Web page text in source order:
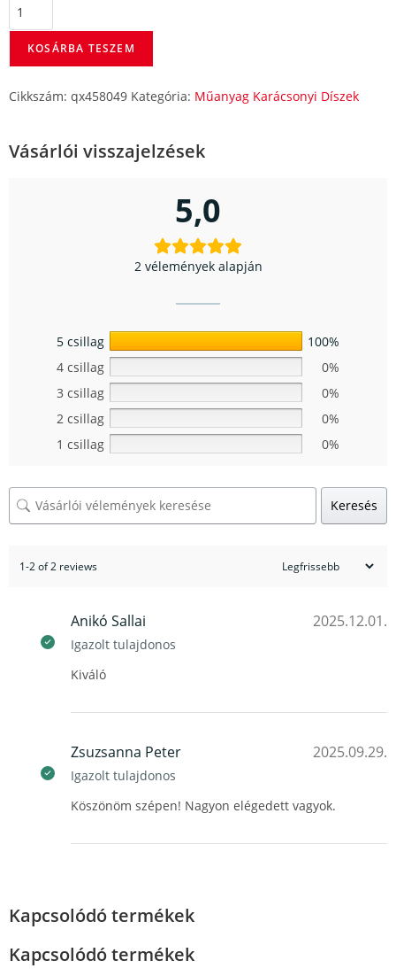
KOSÁRBA TESZEM
Cikkszám: qx458049 Kategória: Műanyag Karácsonyi Díszek
Vásárlói visszajelzések
5,0
2 vélemények alapján
5 csillag
100%
4 csillag
0%
3 csillag
0%
2 csillag
0%
1 csillag
0%
Keresés
1-2 of 2 reviews
Anikó Sallai
Igazolt tulajdonos
2025.12.01.
Kiváló
Zsuzsanna Peter
Igazolt tulajdonos
2025.09.29.
Köszönöm szépen! Nagyon elégedett vagyok.
Kapcsolódó termékek
Kapcsolódó termékek